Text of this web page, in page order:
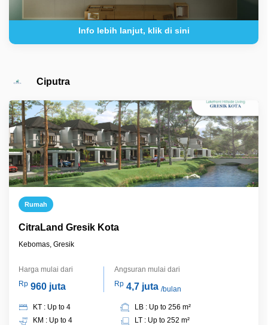
Info lebih lanjut, klik di sini
Ciputra
Rumah
CitraLand Gresik Kota
Kebomas, Gresik
Harga mulai dari
Rp 960 juta
Angsuran mulai dari
Rp 4,7 juta /bulan
KT : Up to 4
KM : Up to 4
LB : Up to 256 m²
LT : Up to 252 m²